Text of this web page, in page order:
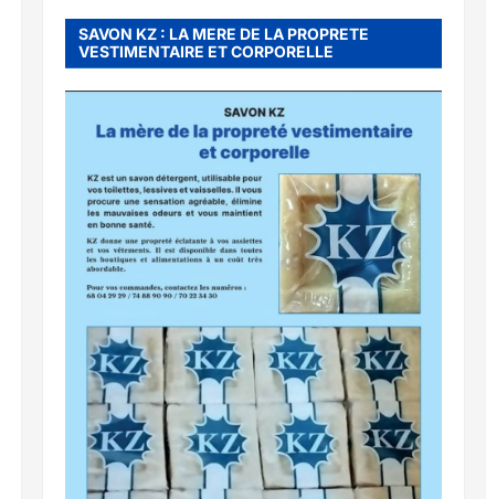
SAVON KZ : LA MERE DE LA PROPRETE
VESTIMENTAIRE ET CORPORELLE